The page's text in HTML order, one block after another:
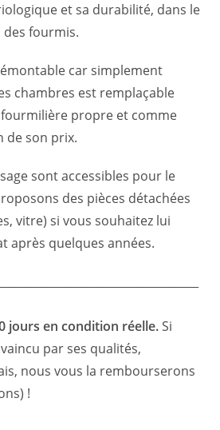
et sa durabilité, dans le
des fourmis.
car simplement
chambres est remplaçable
propre et comme
de son prix.
sont accessibles pour le
des pièces détachées
vitre) si vous souhaitez lui
après quelques années.
jours en condition réelle.Si
par ses qualités,
nous vous la rembourserons
!